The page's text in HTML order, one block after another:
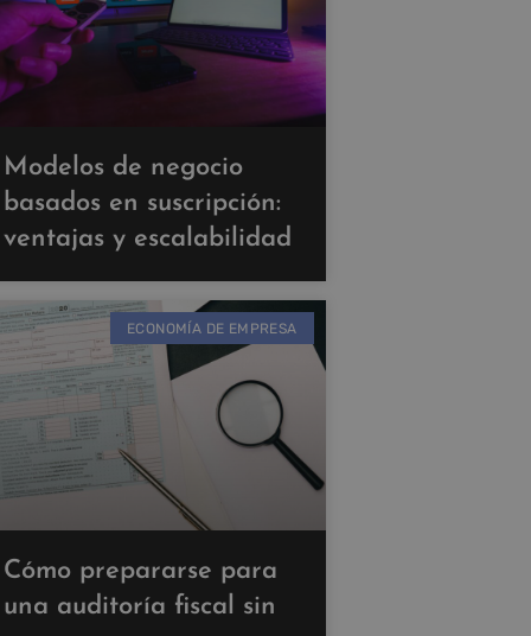
Modelos de negocio
basados en suscripción:
ventajas y escalabilidad
ECONOMÍA DE EMPRESA
Cómo prepararse para
una auditoría fiscal sin